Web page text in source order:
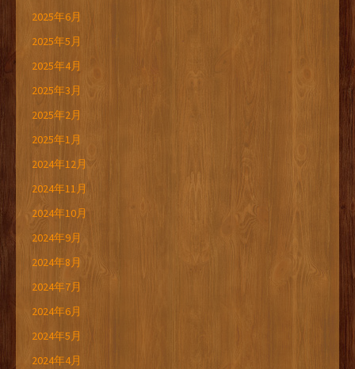
2025年6月
2025年5月
2025年4月
2025年3月
2025年2月
2025年1月
2024年12月
2024年11月
2024年10月
2024年9月
2024年8月
2024年7月
2024年6月
2024年5月
2024年4月